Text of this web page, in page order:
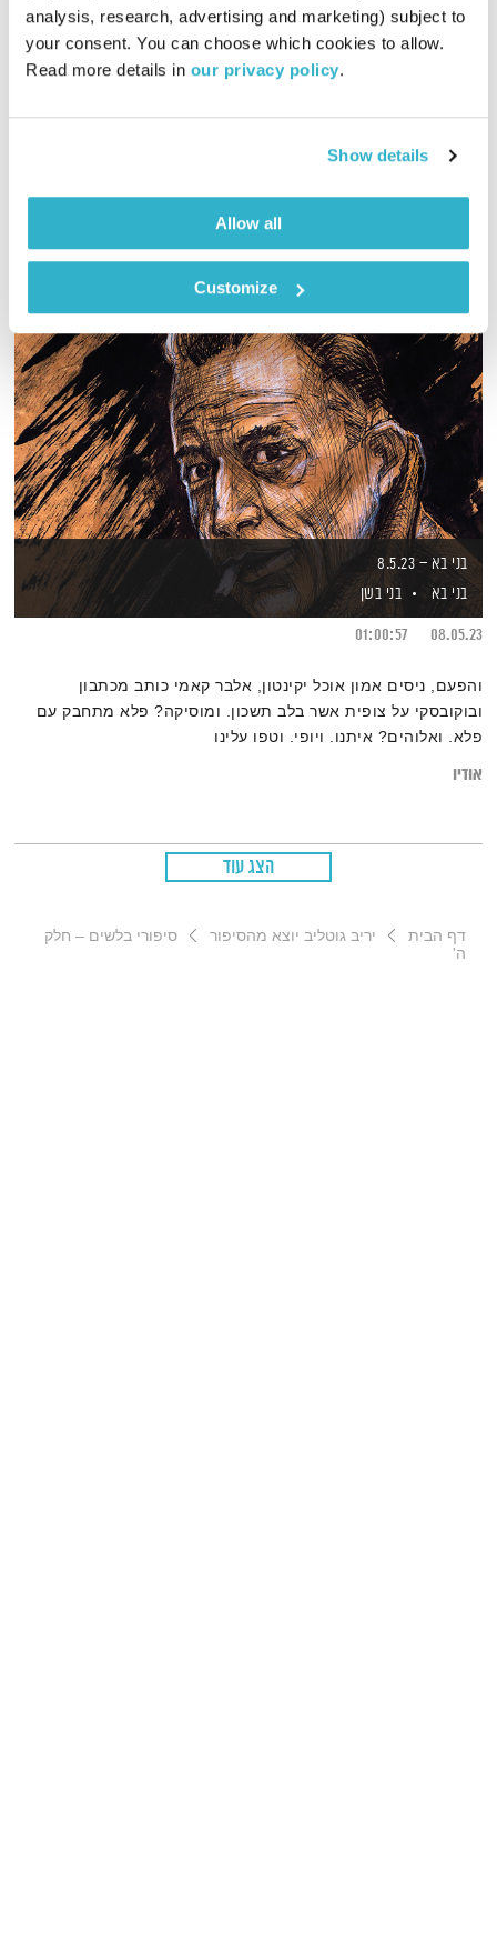
analysis, research, advertising and marketing) subject to
your consent. You can choose which cookies to allow.
Read more details in our privacy policy.
Show details
Allow all
Customize
תקיעות
מחוסר לחוסן
רינת ספיבקוד"ר מוטי לוי
בני בא – 8.5.23
בני בא
בני בשן
08.05.23
01:00:57
והפעם, ניסים אמון אוכל יקינטון, אלבר קאמי כותב מכתבון
ובוקובסקי על צופית אשר בלב תשכון. ומוסיקה? פלא מתחבק עם
פלא. ואלוהים? איתנו. ויופי. וטפו עלינו
אודיו
הצג עוד
דף הבית יריב גוטליב יוצא מהסיפור
סיפורי בלשים – חלק
ה'